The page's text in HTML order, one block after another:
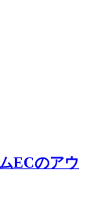
ECのアウ